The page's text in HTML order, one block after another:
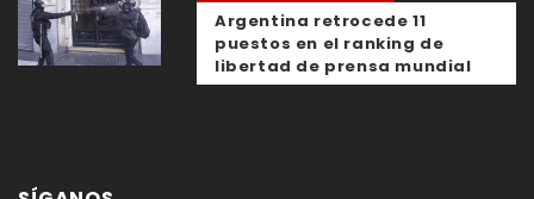
Argentina retrocede 11
puestos en el ranking de
libertad de prensa mundial